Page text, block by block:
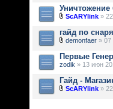
Уничтожение
ScARYlink »
гайд по
demonfaer » 07
Первые
zodik » 13 июн
Гайд -
ScARYlink »